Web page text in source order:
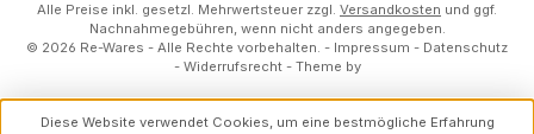
Alle Preise inkl. gesetzl. Mehrwertsteuer zzgl. Versandkosten und ggf.
Nachnahmegebühren, wenn nicht anders angegeben.
© 2026 Re-Wares - Alle Rechte vorbehalten. - Impressum - Datenschutz
- Widerrufsrecht- Theme by
Diese Website verwendet Cookies, um eine bestmögliche Erfahrung